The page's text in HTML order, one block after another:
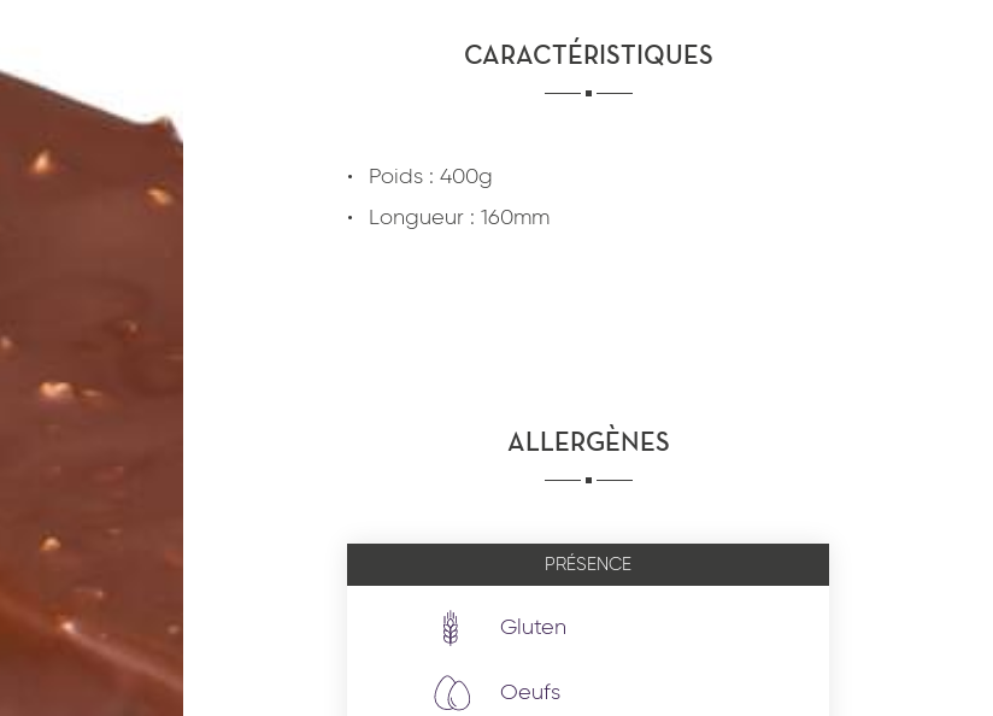
CARACTÉRISTIQUES
Poids : 400g
Longueur : 160mm
ALLERGÈNES
PRÉSENCE
Gluten
Oeufs